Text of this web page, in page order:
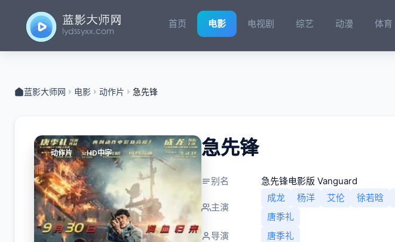
首页 电影 电视剧 综艺 动漫 体育
蓝影大师网 电影 动作片 急先锋
动作片 HD中字 急先锋
别名 急先锋电影版 Vanguard
主演
成龙 杨洋 艾伦 徐若晗
唐季礼
导演
唐季礼